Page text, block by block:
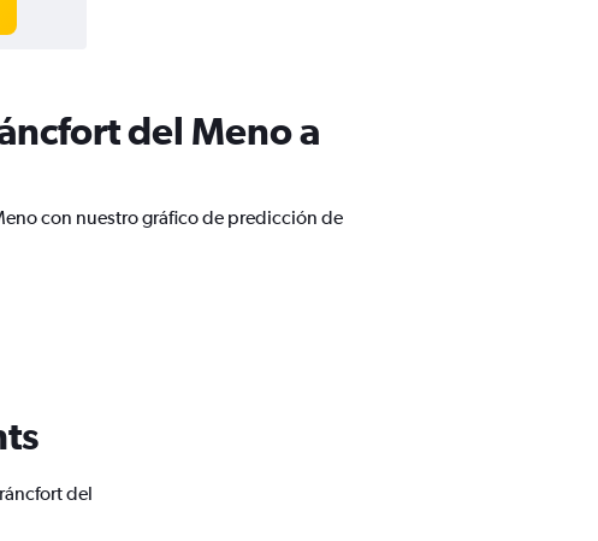
del Meno a
con nuestro gráfico de predicción de
del